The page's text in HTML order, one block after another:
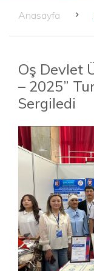
Anasayfa
Oş Devlet
– 2025”
Sergiledi